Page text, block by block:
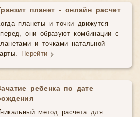
планет - онлайн расчет
планеты и точки движутся
они образуют комбинации с
и точками натальной
Перейти
ребенка по дате
метод расчета для